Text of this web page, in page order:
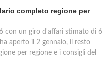
completo regione per
con un giro d'affari stimato di 6
aperto il 2 gennaio, il resto
per regione e i consigli del